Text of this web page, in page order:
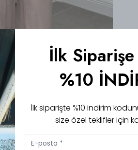
İlk
%10
İlk siparişte %10 indirim
size özel teklifler için